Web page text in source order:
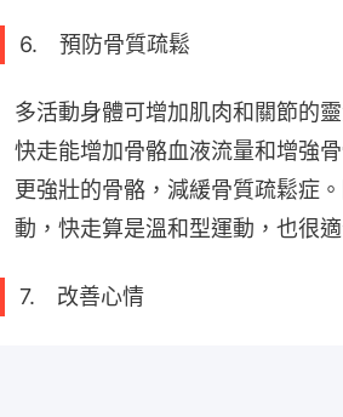
6. 預防骨質疏鬆
多活動身體可增加肌肉和關節的
快走能增加骨骼血液流量和增強
更強壯的骨骼，減緩骨質疏鬆症
動，快走算是溫和型運動，也很
7. 改善心情